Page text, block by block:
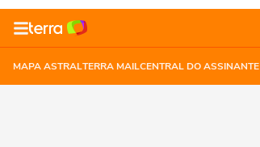
MAPA ASTRALTERRA MAILCENTRAL DO ASSINANTE